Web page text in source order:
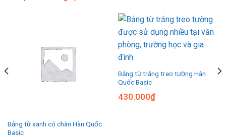
Bảng từ xanh có chân Hàn Quốc
Basic
Bảng từ trắng treo tường Hàn
Quốc Basic
430.000₫